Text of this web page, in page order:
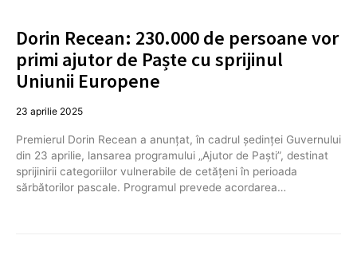
Dorin Recean: 230.000 de persoane vor
primi ajutor de Paște cu sprijinul
Uniunii Europene
23 aprilie 2025
Premierul Dorin Recean a anunțat, în cadrul ședinței Guvernului
din 23 aprilie, lansarea programului „Ajutor de Paști”, destinat
sprijinirii categoriilor vulnerabile de cetățeni în perioada
sărbătorilor pascale. Programul prevede acordarea…